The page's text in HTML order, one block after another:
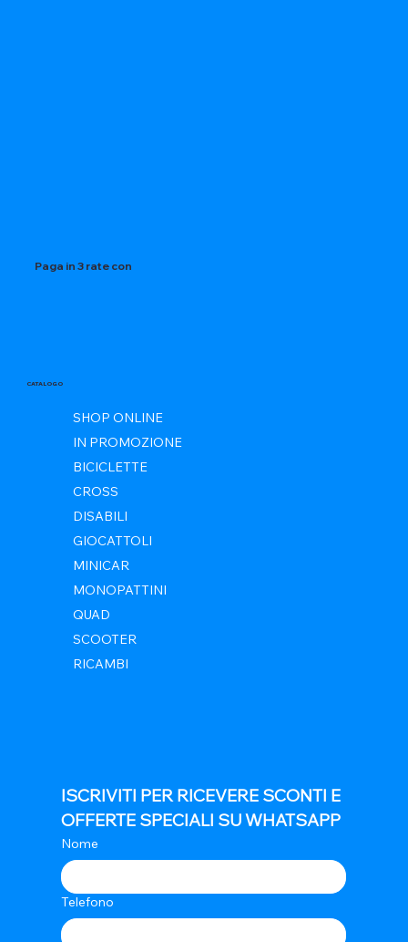
Paga in 3 rate con
CATALOGO
SHOP ONLINE
IN PROMOZIONE
BICICLETTE
CROSS
DISABILI
GIOCATTOLI
MINICAR
MONOPATTINI
QUAD
SCOOTER
RICAMBI
ISCRIVITI PER RICEVERE SCONTI E
OFFERTE SPECIALI SU WHATSAPP
Nome
Telefono